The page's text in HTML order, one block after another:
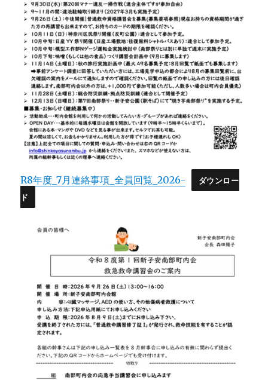
R8年度_7月連絡事項_全員回覧_2026-
ダウンロー
ド